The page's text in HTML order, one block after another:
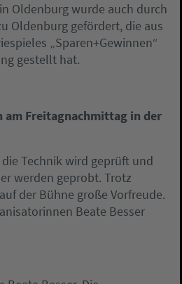
Oldenburg wurde auch durch
Oldenburg gefördert, die aus
„Sparen+Gewinnen“
gestellt hat.
am Freitagnachmittag in der
Technik wird geprüft und
werden geprobt. Trotz
der Bühne große Vorfreude.
Beate Besser